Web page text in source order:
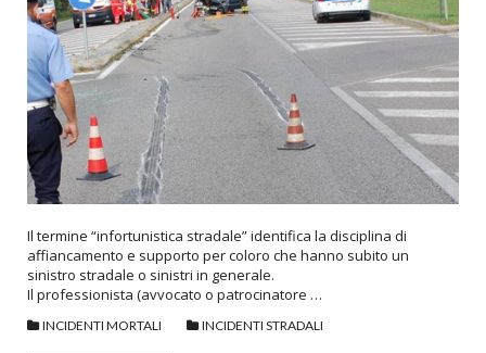
Il termine “infortunistica stradale” identifica la disciplina di
affiancamento e supporto per coloro che hanno subito un
sinistro stradale o sinistri in generale.
Il professionista (avvocato o patrocinatore …
INCIDENTI MORTALI INCIDENTI STRADALI